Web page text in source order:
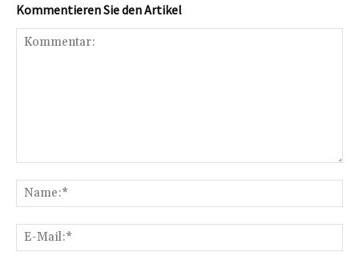
Kommentieren Sie den Artikel